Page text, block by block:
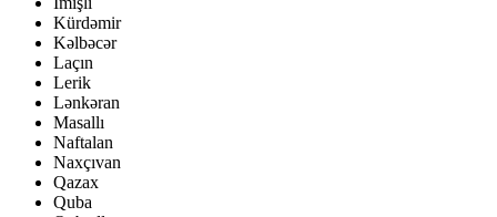
Kürdəmir
Kəlbəcər
Laçın
Lerik
Lənkəran
Masallı
Naftalan
Naxçıvan
Qazax
Quba